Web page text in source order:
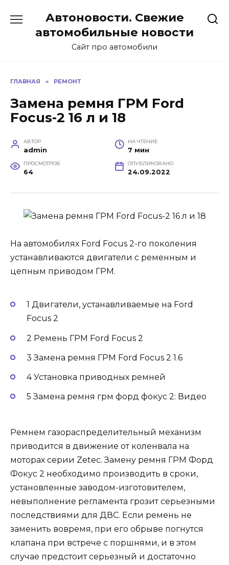
содержанию
Автоновости. Свежие
автомобильные новости
Сайт про автомобили
ГЛАВНАЯ » РЕМОНТ
Замена ремня ГРМ Ford
Focus-2 16 л и 18
АВТОР
admin
НА ЧТЕНИЕ
7 мин
ПРОСМОТРОВ
64
ОПУБЛИКОВАНО
24.09.2022
На автомобилях Ford Focus 2-го поколения
устанавливаются двигатели с ременным и
цепным приводом ГРМ.
1 Двигатели, устанавливаемые на Ford
Focus 2
2 Ремень ГРМ Ford Focus 2
3 Замена ремня ГРМ Ford Focus 2 1.6
4 Установка приводных ремней
5 Замена ремня грм форд фокус 2: Видео
Ремнем газораспределительный механизм
приводится в движение от коленвала на
моторах серии Zetec. Замену ремня ГРМ Форд
Фокус 2 необходимо производить в сроки,
установленные заводом-изготовителем,
невыполнение регламента грозит серьезными
последствиями для ДВС. Если ремень не
заменить вовремя, при его обрыве погнутся
клапана при встрече с поршнями, и в этом
случае предстоит серьезный и достаточно